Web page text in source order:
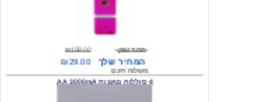
המחיר שלך
משלוח חינם